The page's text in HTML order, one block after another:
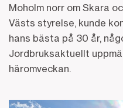
Moholm norr om Skara
Västs styrelse, kunde
hans bästa på 30 år,
Jordbruksaktuellt
häromveckan.